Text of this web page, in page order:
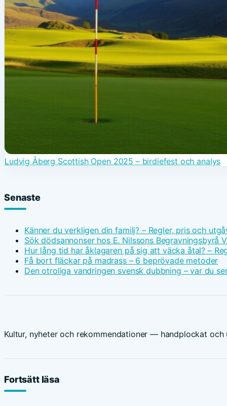
Ludvig Åberg Scottish Open 2025 – birdiefest och analys
Senaste
Känner du verkligen din familj? – Regler, pris och
Sök dödsannonser hos E. Nilssons Begravningsbyrå
Hur lång tid har åklagaren på sig att väcka åtal? –
Få bort fläckar på madrass – 6 beprövade metoder
Den otroliga vandringen svensk dubbning – var du
Kultur, nyheter och rekommendationer — handplockat
Fortsätt läsa